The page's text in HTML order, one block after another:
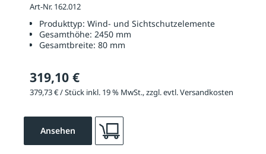
Art-Nr. 162.012
Produkttyp: Wind- und Sichtschutzelemente
Gesamthöhe: 2450 mm
Gesamtbreite: 80 mm
319,10 €
379,73 € / Stück inkl. 19 % MwSt., zzgl. evtl. Versandkosten
Ansehen